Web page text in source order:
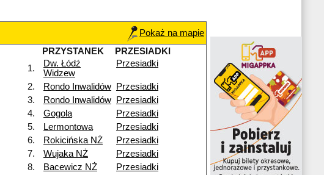
Pokaż na mapie
PRZYSTANEK
PRZESIADKI
1.
Dw. Łódź
Widzew
Przesiadki
2. Rondo Inwalidów
Przesiadki
3. Rondo Inwalidów
Przesiadki
4. Gogola
Przesiadki
5. Lermontowa
Przesiadki
6. Rokicińska NŻ
Przesiadki
7. Wujaka NŻ
Przesiadki
8. Bacewicz NŻ
Przesiadki